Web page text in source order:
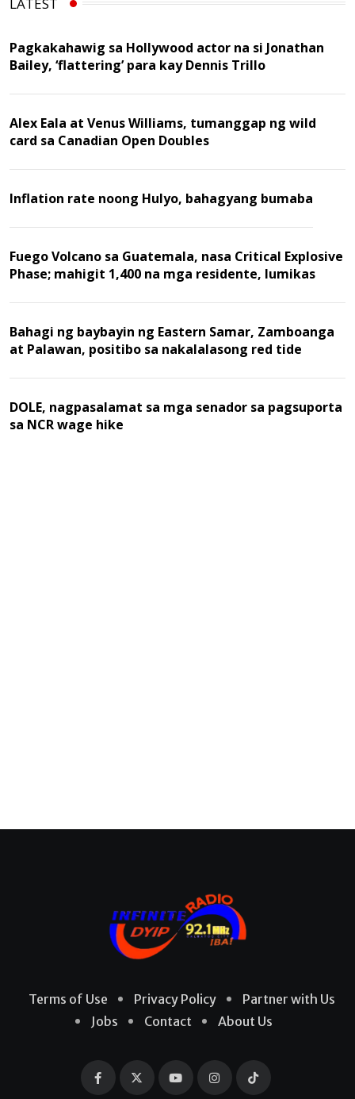
Pagkakahawig sa Hollywood actor na si Jonathan
Bailey, ‘flattering’ para kay Dennis Trillo
Alex Eala at Venus Williams, tumanggap ng wild
card sa Canadian Open Doubles
Inflation rate noong Hulyo, bahagyang bumaba
Fuego Volcano sa Guatemala, nasa Critical Explosive
Phase; mahigit 1,400 na mga residente, lumikas
Bahagi ng baybayin ng Eastern Samar, Zamboanga
at Palawan, positibo sa nakalalasong red tide
DOLE, nagpasalamat sa mga senador sa pagsuporta
sa NCR wage hike
Terms of Use Privacy Policy
Partner with Us
Jobs
Contact About Us